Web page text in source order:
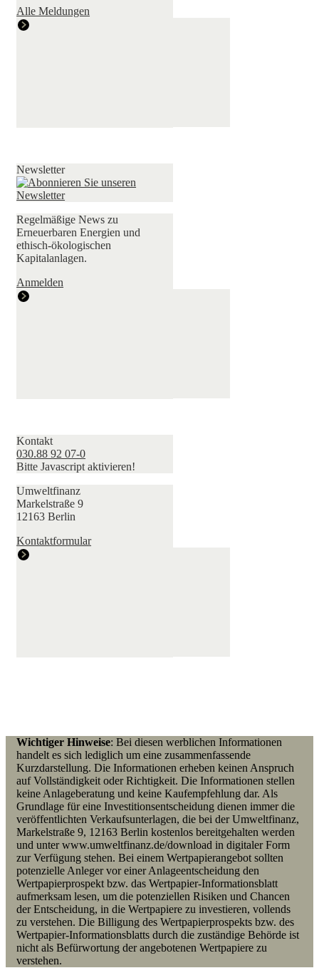
Alle Meldungen
Newsletter
Regelmäßige News zu
Erneuerbaren Energien und
ethisch-ökologischen
Kapitalanlagen.
Anmelden
Kontakt
030.88 92 07-0
Bitte Javascript aktivieren!
Umweltfinanz
Markelstraße 9
12163 Berlin
Kontaktformular
Wichtiger Hinweise: Bei diesen werblichen Informationen
handelt es sich lediglich um eine zusammenfassende
Kurzdarstellung. Die Informationen erheben keinen Anspruch
auf Vollständigkeit oder Richtigkeit. Die Informationen stellen
keine Anlageberatung und keine Kaufempfehlung dar. Als
Grundlage für eine Investitionsentscheidung dienen immer die
veröffentlichten Verkaufsunterlagen, die bei der Umweltfinanz,
Markelstraße 9, 12163 Berlin kostenlos bereitgehalten werden
und unter www.umweltfinanz.de/download in digitaler Form
zur Verfügung stehen. Bei einem Wertpapierangebotsollten
potenzielle Anleger vor einer Anlageentscheidung den
Wertpapierprospekt bzw. das Wertpapier-Informationsblatt
aufmerksam lesen, um die potenziellen Risiken und Chancen
der Entscheidung, in die Wertpapiere zu investieren, vollends
zu verstehen. Die Billigung des Wertpapierprospekts bzw. des
Wertpapier-Informationsblatts durch die zuständige Behörde ist
nicht als Befürwortung der angebotenen Wertpapiere zu
verstehen.